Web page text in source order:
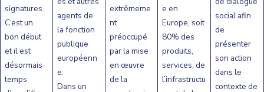
signatures.
C’est un
bon début
et il est
désormais
temps
agents de
la fonction
publique
européenn
e.
Dans un
extrêmeme
nt
préoccupé
par la mise
en œuvre
de la
e en
Europe, soit
80% des
produits,
services, de
l’infrastructu
social afin
de
présenter
son action
dans le
contexte de